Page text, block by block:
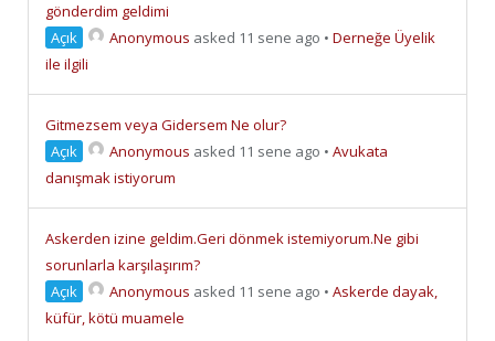
gönderdim geldimi
Açık
Anonymous asked 11 sene ago • Derneğe Üyelik
ile ilgili
Gitmezsem veya Gidersem Ne olur?
Açık
Anonymous asked 11 sene ago • Avukata
danışmak istiyorum
Askerden izine geldim.Geri dönmek istemiyorum.Ne gibi
sorunlarla karşılaşırım?
Açık
Anonymous asked 11 sene ago • Askerde dayak,
küfür, kötü muamele